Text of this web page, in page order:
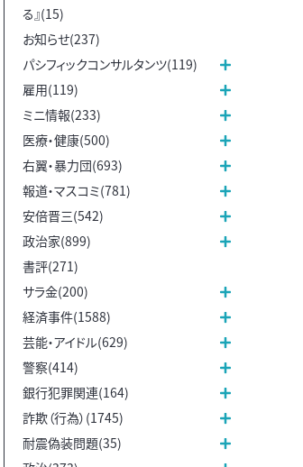
る』(15)
お知らせ(237)
パシフィックコンサルタンツ(119)
雇用(119)
ミニ情報(233)
医療・健康(500)
右翼・暴力団(693)
報道・マスコミ(781)
安倍晋三(542)
政治家(899)
書評(271)
サラ金(200)
経済事件(1588)
芸能・アイドル(629)
警察(414)
銀行犯罪関連(164)
詐欺（行為）(1745)
耐震偽装問題(35)